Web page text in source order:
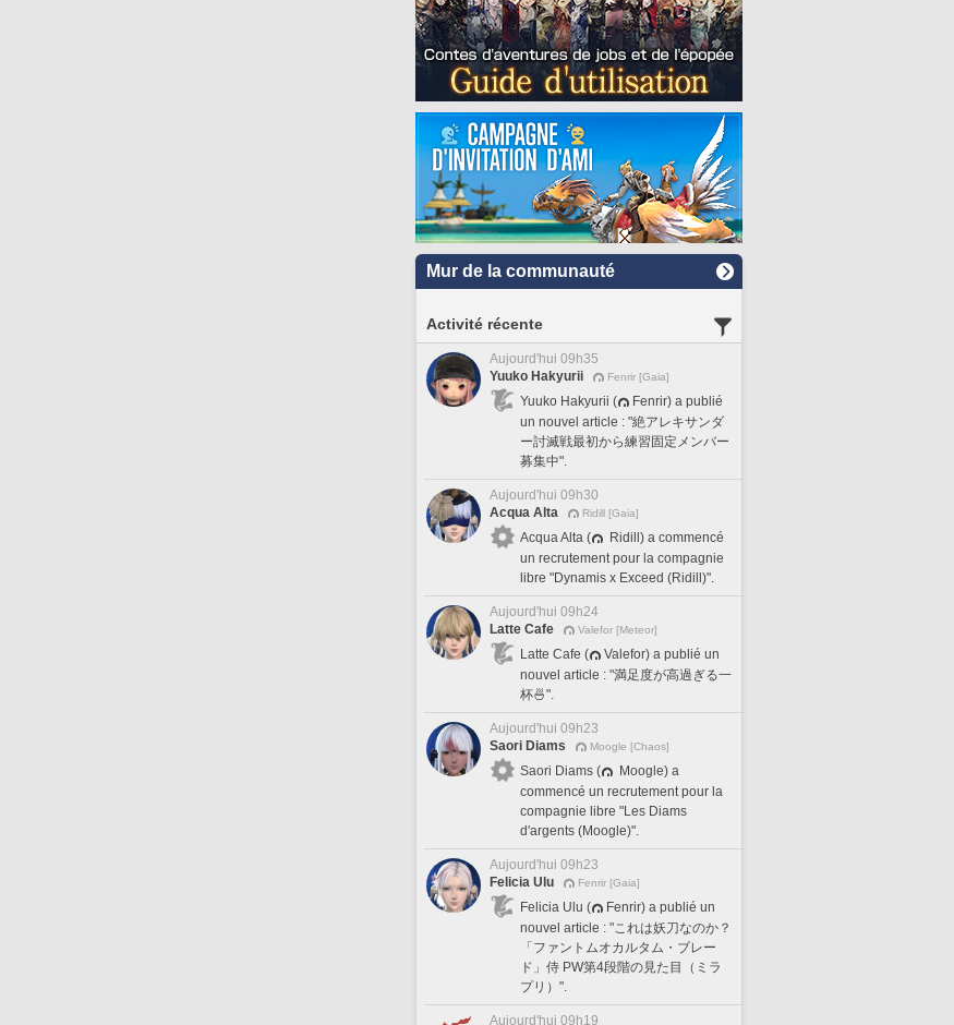
Mur de la communauté
Activité récente
Aujourd'hui 09h35
Yuuko Hakyurii
Fenrir [Gaia]
Yuuko Hakyurii (
Fenrir) a publié
un nouvel article : "絶アレキサンダ
ー討滅戦最初から練習固定メンバー
募集中".
Aujourd'hui 09h30
Acqua Alta
Ridill [Gaia]
Acqua Alta (
Ridill) a commencé
un recrutement pour la compagnie
libre "Dynamis x Exceed (Ridill)".
Aujourd'hui 09h24
Latte Cafe
Valefor [Meteor]
Latte Cafe (
Valefor) a publié un
nouvel article : "満足度が高過ぎる一
杯🍜".
Aujourd'hui 09h23
Saori Diams
Moogle [Chaos]
Saori Diams (
Moogle) a
commencé un recrutement pour la
compagnie libre "Les Diams
d'argents (Moogle)".
Aujourd'hui 09h23
Felicia Ulu
Fenrir [Gaia]
Felicia Ulu (
Fenrir) a publié un
nouvel article : "これは妖刀なのか？
「ファントムオカルタム・ブレー
ド」侍 PW第4段階の見た目（ミラ
プリ）".
Aujourd'hui 09h19